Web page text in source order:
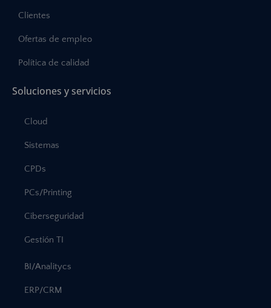
Clientes
Ofertas de empleo
Política de calidad
Soluciones y servicios
Cloud
Sistemas
CPDs
PCs/Printing
Ciberseguridad
Gestión TI
BI/Analitycs
ERP/CRM